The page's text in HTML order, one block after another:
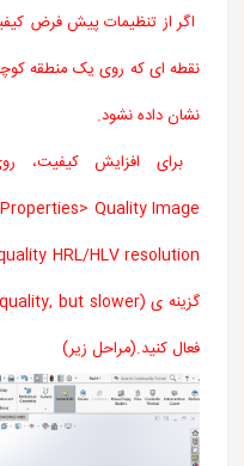
اگر از تنظیمات پیش فرض
نقطه ای که روی یک منطقه
نشان داده نشود.
فعال کنید.(مراحل زیر)